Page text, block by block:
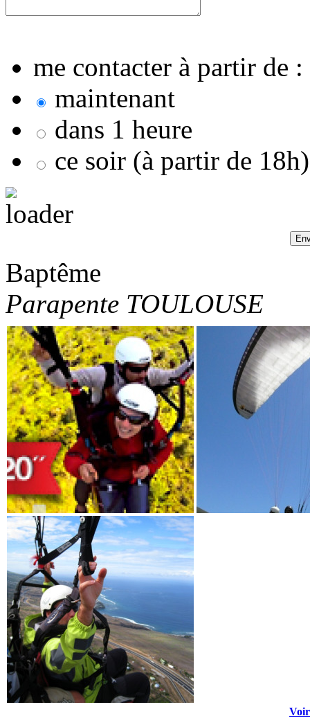
me contacter à partir de :
maintenant
dans 1 heure
ce soir (à partir de 18h)
Baptême
Parapente TOULOUSE
Voir